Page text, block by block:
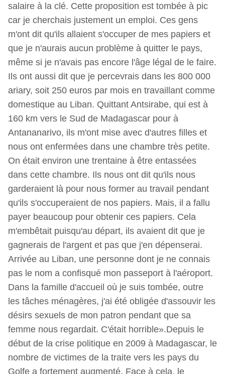
salaire à la clé. Cette proposition est tombée à pic
car je cherchais justement un emploi. Ces gens
m'ont dit qu'ils allaient s'occuper de mes papiers et
que je n'aurais aucun problème à quitter le pays,
même si je n'avais pas encore l'âge légal de le faire.
Ils ont aussi dit que je percevrais dans les 800 000
ariary, soit 250 euros par mois en travaillant comme
domestique au Liban. Quittant Antsirabe, qui est à
160 km vers le Sud de Madagascar pour à
Antananarivo, ils m'ont mise avec d'autres filles et
nous ont enfermées dans une chambre très petite.
On était environ une trentaine à être entassées
dans cette chambre. Ils nous ont dit qu'ils nous
garderaient là pour nous former au travail pendant
qu'ils s'occuperaient de nos papiers. Mais, il a fallu
payer beaucoup pour obtenir ces papiers. Cela
m'embêtait puisqu'au départ, ils avaient dit que je
gagnerais de l'argent et pas que j'en dépenserai.
Arrivée au Liban, une personne dont je ne connais
pas le nom a confisqué mon passeport à l'aéroport.
Dans la famille d'accueil où je suis tombée, outre
les tâches ménagères, j'ai été obligée d'assouvir les
désirs sexuels de mon patron pendant que sa
femme nous regardait. C'était horrible».Depuis le
début de la crise politique en 2009 à Madagascar, le
nombre de victimes de la traite vers les pays du
Golfe a fortement augmenté. Face à cela, le